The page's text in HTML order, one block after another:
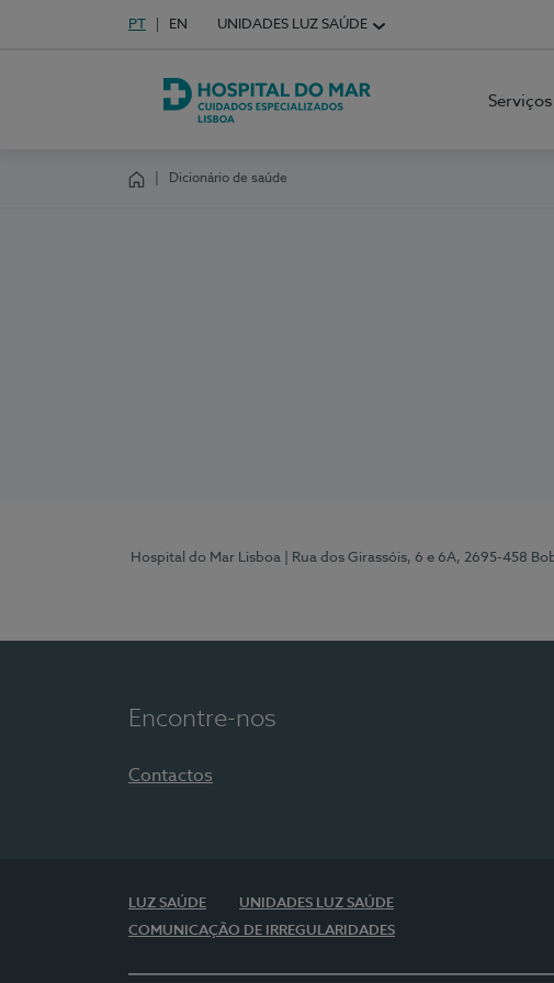
Escolha o seu idioma
Idioma em Português
PT English Language
EN UNIDADES LUZ SAÚDE
Hospital do Mar Lisboa
Dicionário de saúde
Hospital do Mar Lisboa | Rua dos Girassóis, 6 e 6A, 2695-458
Encontre-nos
Contactos
LUZ SAÚDE
UNIDADES LUZ SAÚDE
COMUNICAÇÃO DE IRREGULARIDADES